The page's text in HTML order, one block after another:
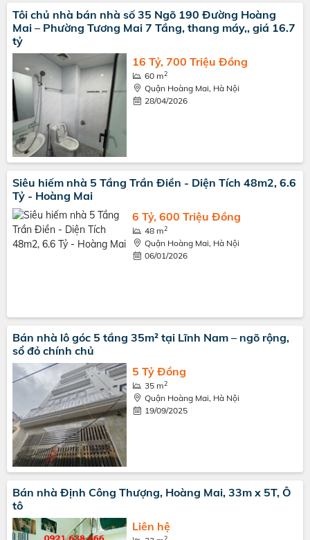
Tôi chủ nhà bán nhà số 35 Ngõ 190 Đường Hoàng
Mai – Phường Tương Mai 7 Tầng, thang máy,, giá 16.7
tỷ
16 Tỷ, 700 Triệu Đồng
60 m2
Quận Hoàng Mai, Hà Nội
28/04/2026
Siêu hiếm nhà 5 Tầng Trần Điền - Diện Tích 48m2, 6.6
Tỷ - Hoàng Mai
6 Tỷ, 600 Triệu Đồng
48 m2
Quận Hoàng Mai, Hà Nội
06/01/2026
Bán nhà lô góc 5 tầng 35m² tại Lĩnh Nam – ngõ rộng,
sổ đỏ chính chủ
5 Tỷ Đồng
35 m2
Quận Hoàng Mai, Hà Nội
19/09/2025
Bán nhà Định Công Thượng, Hoàng Mai, 33m x 5T, Ô
tô
Liên hệ
2